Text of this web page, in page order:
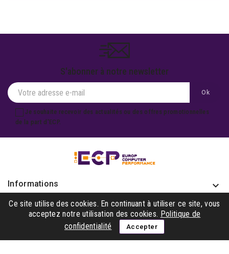
S'abonner à notre newsletter
Je souhaite recevoir des actualités ou des offres promotionnelles
de la part d'ECP.
Informations keyboard_arrow_down
Produits 
Notre société
Ce site utilise des cookies. En continuant à utiliser ce site, vous
acceptez notre utilisation des cookies. Politique de
confidentialité
Accepter
